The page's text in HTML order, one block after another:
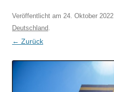
Veröffentlicht am 24. Oktober 2022
Deutschland.
← Zurück